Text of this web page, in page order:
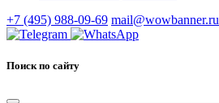
+7 (495) 988-09-69 mail@wowbanner.ru
Поиск по сайту